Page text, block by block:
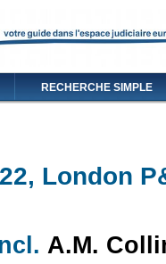
RECHERCHE SIMPLE
London
est externe)
(le lien est
A.M.